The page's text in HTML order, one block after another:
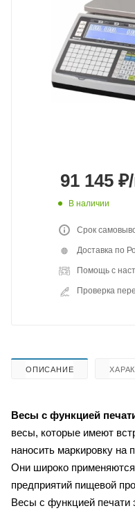
91 145 ₽
В наличии
Срок
Доставка по
Помощь с
Проверка
ОПИСАНИЕ
Весы с функцией
весы, которые имеют
наносить маркировку на
Они широко
предприятий пищевой
Весы с функцией печати